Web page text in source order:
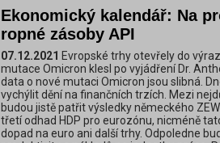
Ekonomický kalendář: Na
ropné zásoby API
07.12.2021 Evropské trhy otevřely do
mutace Omicron klesl po vyjádření Dr.
data o nové mutaci Omicron jsou slibná.
vychýlit dění na finančních trzích. Mezi
budou jistě patřit výsledky německého
třetí odhad HDP pro eurozónu, nicméně
dopad na euro ani další trhy. Odpoledne